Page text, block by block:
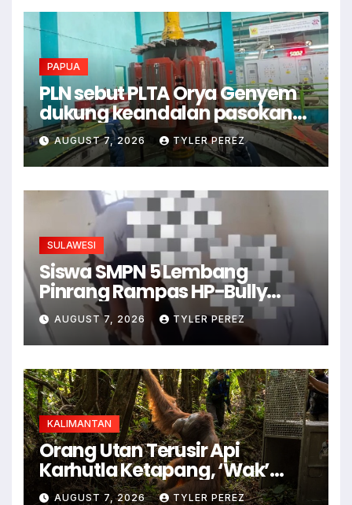
PAPUA
PLN sebut PLTA Orya Genyem
dukung keandalan pasokan
listrik di Papua
AUGUST 7, 2026 TYLER PEREZ
SULAWESI
Siswa SMPN 5 Lembang
Pinrang Rampas HP-Bully
Junior
AUGUST 7, 2026 TYLER PEREZ
KALIMANTAN
Orang Utan Terusir Api
Karhutla Ketapang, ‘Wak’
Kabur ke Kebun Warga
AUGUST 7, 2026 TYLER PEREZ